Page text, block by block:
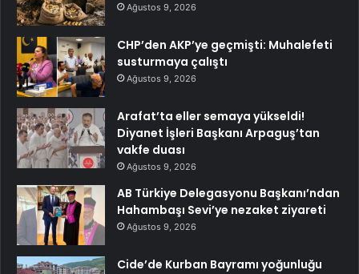
Ağustos 9, 2026
CHP’den AKP’ye geçmişti: Muhalefeti
susturmaya çalıştı
Ağustos 9, 2026
Arafat’ta eller semaya yükseldi!
Diyanet İşleri Başkanı Arpaguş’tan
vakfe duası
Ağustos 9, 2026
AB Türkiye Delegasyonu Başkanı’ndan
Hahambaşı Sevi’ye nezaket ziyareti
Ağustos 9, 2026
Cide’de Kurban Bayramı yoğunluğu